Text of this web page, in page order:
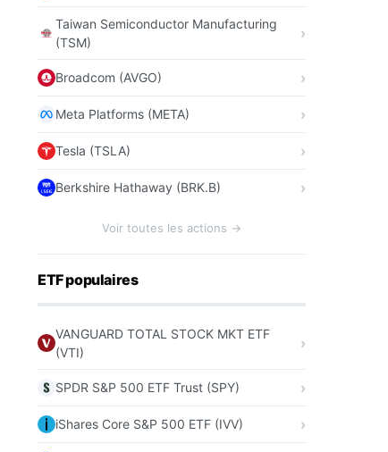
Taiwan Semiconductor Manufacturing
(TSM)
Broadcom (AVGO)
Meta Platforms (META)
Tesla (TSLA)
Berkshire Hathaway (BRK.B)
Voir toutes les actions →
ETF populaires
VANGUARD TOTAL STOCK MKT ETF
(VTI)
SPDR S&P 500 ETF Trust (SPY)
iShares Core S&P 500 ETF (IVV)